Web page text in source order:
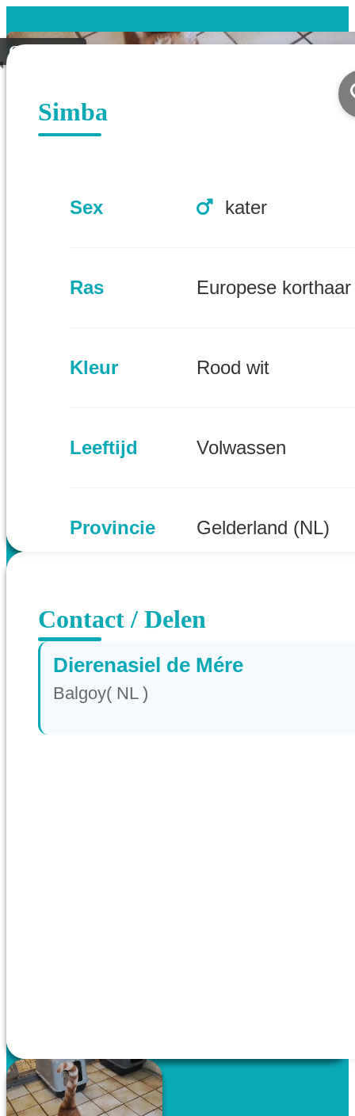
Geplaatst
Simba
Sex kater
Ras Europese korthaar
Kleur Rood wit
Leeftijd Volwassen
Provincie Gelderland (NL)
Contact / Delen
Dierenasiel de Mére
Balgoy( NL )